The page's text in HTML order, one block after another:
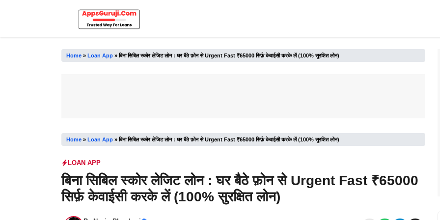
Home» Loan App»बिना सिबिल स्कोर लेजिट लोन : घर बैठे फ़ोन से Urgent Fast ₹65000 सिर्फ़ केवाईसी करके लें (100% सुरक्षित लोन)
Home» Loan App»बिना सिबिल स्कोर लेजिट लोन : घर बैठे फ़ोन से Urgent Fast ₹65000 सिर्फ़ केवाईसी करके लें (100% सुरक्षित लोन)
LOAN APP
बिना सिबिल स्कोर लेजिट लोन : घर बैठे फ़ोन से Urgent Fast ₹65000
सिर्फ़ केवाईसी करके लें (100% सुरक्षित लोन)